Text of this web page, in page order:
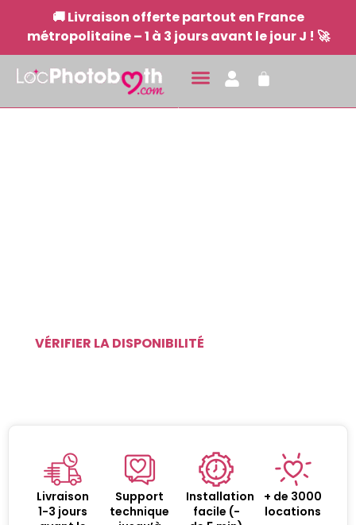
🚚 Livraison offerte partout en France
métropolitaine – 1 à 3 jours avant le jour J ! 🚀
VÉRIFIER LA DISPONIBILITÉ
Livraison
1-3 jours
Support
technique
Installation
facile (-
+ de 3000
locations